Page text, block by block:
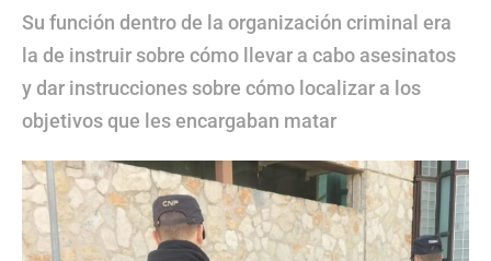
Su función dentro de la organización criminal era
la de instruir sobre cómo llevar a cabo asesinatos
y dar instrucciones sobre cómo localizar a los
objetivos que les encargaban matar